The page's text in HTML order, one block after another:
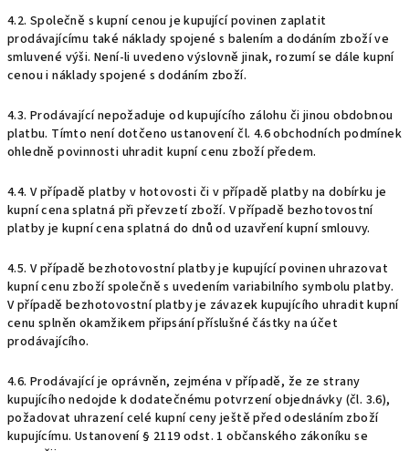
4.2. Společně s kupní cenou je kupující povinen zaplatit
prodávajícímu také náklady spojené s balením a dodáním zboží ve
smluvené výši. Není-li uvedeno výslovně jinak, rozumí se dále kupní
cenou i náklady spojené s dodáním zboží.
4.3. Prodávající nepožaduje od kupujícího zálohu či jinou obdobnou
platbu. Tímto není dotčeno ustanovení čl. 4.6 obchodních podmínek
ohledně povinnosti uhradit kupní cenu zboží předem.
4.4. V případě platby v hotovosti či v případě platby na dobírku je
kupní cena splatná při převzetí zboží. V případě bezhotovostní
platby je kupní cena splatná do dnů od uzavření kupní smlouvy.
4.5. V případě bezhotovostní platby je kupující povinen uhrazovat
kupní cenu zboží společně s uvedením variabilního symbolu platby.
V případě bezhotovostní platby je závazek kupujícího uhradit kupní
cenu splněn okamžikem připsání příslušné částky na účet
prodávajícího.
4.6. Prodávající je oprávněn, zejména v případě, že ze strany
kupujícího nedojde k dodatečnému potvrzení objednávky (čl. 3.6),
požadovat uhrazení celé kupní ceny ještě před odesláním zboží
kupujícímu. Ustanovení § 2119 odst. 1 občanského zákoníku se